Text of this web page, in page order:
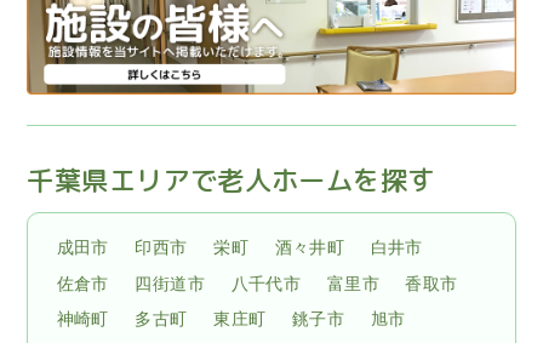
千葉県エリアで老人ホームを探す
成田市 印西市 栄町 酒々井町
白井市
佐倉市
四街道市 八千代市 富里市
香取市
神崎町
多古町 東庄町 銚子市
旭市